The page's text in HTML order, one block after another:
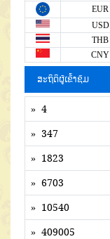
EUR
USD
THB
CNY
ສະຖິຕິຜູ້ເຂົ້າຊົມ
» 4
» 347
» 1823
» 6703
» 10540
» 409005